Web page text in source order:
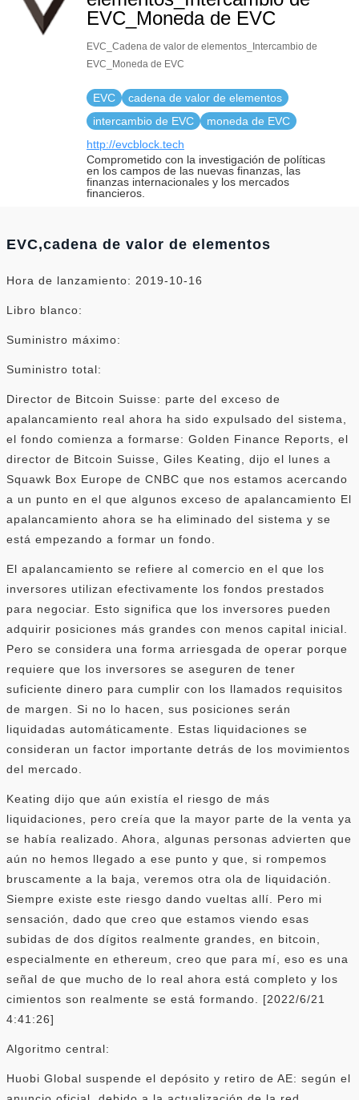
EVC_Moneda de EVC
EVC_Cadena de valor de elementos_Intercambio de
EVC_Moneda de EVC
EVC
cadena de valor de elementos
intercambio de EVC
moneda de EVC
http://evcblock.tech
Comprometido con la investigación de políticas
en los campos de las nuevas finanzas, las
finanzas internacionales y los mercados
financieros.
EVC,cadena de valor de elementos
Hora de lanzamiento: 2019-10-16
Libro blanco:
Suministro máximo:
Suministro total:
Director de Bitcoin Suisse: parte del exceso de
apalancamiento real ahora ha sido expulsado del sistema,
el fondo comienza a formarse: Golden Finance Reports, el
director de Bitcoin Suisse, Giles Keating, dijo el lunes a
Squawk Box Europe de CNBC que nos estamos acercando
a un punto en el que algunos exceso de apalancamiento El
apalancamiento ahora se ha eliminado del sistema y se
está empezando a formar un fondo.
El apalancamiento se refiere al comercio en el que los
inversores utilizan efectivamente los fondos prestados
para negociar. Esto significa que los inversores pueden
adquirir posiciones más grandes con menos capital inicial.
Pero se considera una forma arriesgada de operar porque
requiere que los inversores se aseguren de tener
suficiente dinero para cumplir con los llamados requisitos
de margen. Si no lo hacen, sus posiciones serán
liquidadas automáticamente. Estas liquidaciones se
consideran un factor importante detrás de los movimientos
del mercado.
Keating dijo que aún existía el riesgo de más
liquidaciones, pero creía que la mayor parte de la venta ya
se había realizado. Ahora, algunas personas advierten que
aún no hemos llegado a ese punto y que, si rompemos
bruscamente a la baja, veremos otra ola de liquidación.
Siempre existe este riesgo dando vueltas allí. Pero mi
sensación, dado que creo que estamos viendo esas
subidas de dos dígitos realmente grandes, en bitcoin,
especialmente en ethereum, creo que para mí, eso es una
señal de que mucho de lo real ahora está completo y los
cimientos son realmente se está formando. [2022/6/21
4:41:26]
Algoritmo central:
Huobi Global suspende el depósito y retiro de AE: según el